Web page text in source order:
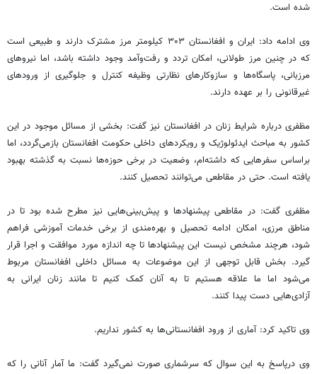
شده است.
وی ادامه داد: ایران و افغانستان ۳۰۳ کیلومتر مرز مشترک دارند و طبیعی است
که در چنین مرز طولانی، امکان تردد و رفت‌وآمد وجود داشته باشد، اما نیروهای
مرزبانی، پاسگاه‌ها و سازوکارهای نظارتی وظیفه کنترل و جلوگیری از ورودهای
غیرقانونی را بر عهده دارند.
مظفری درباره شرایط زنان در افغانستان نیز گفت: بخشی از مسائل موجود در این
کشور به مباحث ایدئولوژیک و رویکردهای داخلی حکومت افغانستان بازمی‌گردد، اما
براساس سفرهایی که داشته‌ام، وضعیت در برخی حوزه‌ها نسبت به گذشته بهبود
یافته است. حتی در مقاطعی می‌توانند تحصیل کنند.
مظفری گفت: در مقاطعی پیشنهادها و پیش‌بینی‌هایی نیز مطرح شده بود تا در
مناطق مرزی، امکان ادامه تحصیل و بهره‌مندی از برخی خدمات آموزشی فراهم
شود، هرچند مشخص نیست این پیشنهادها تا چه اندازه مورد موافقت و اجرا قرار
گیرد. بخش قابل توجهی از این موضوعات به مسائل داخلی افغانستان مربوط
می‌شود اما ما علاقه هستیم تا به آنان کمک کنیم تا مانند زنان ایرانی به
آزادی‌هایی دست پیدا کنند.
وی تاکید کرد: آماری از ورود افغانستانی‌ها به کشور نداریم.
وی درپاسخ به این سوال که سرشماری صورت نمی‌گیرد گفت: ما آمار آنانی را که